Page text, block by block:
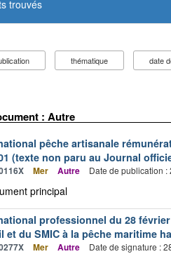
trouvés
thématique
date
: Autre
pêche artisanale
(texte non paru au Journal
Mer Autre Date de publication :
principal
professionnel du 28
et du SMIC à la pêche maritime
Mer Autre Date de signature :